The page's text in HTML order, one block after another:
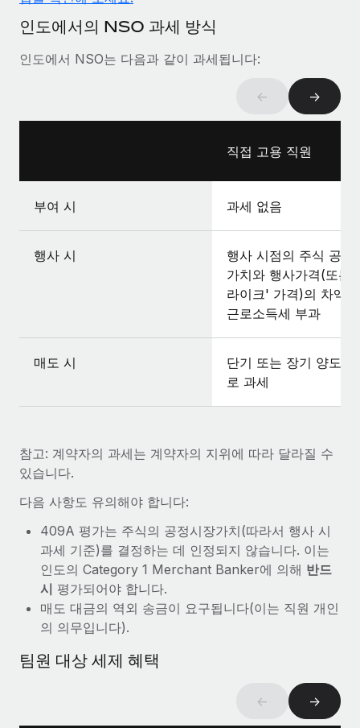
인도에서의 NSO 과세 방식
인도에서 NSO는 다음과 같이 과세됩니다:
← →
직접 고용 직원
부여 시 과세 없음
행사 시
행사 시점의 주식 공정
가치와 행사가격(또는
라이크' 가격)의 차액
근로소득세 부과
매도 시
단기 또는 장기 양도소
로 과세
참고: 계약자의 과세는 계약자의 지위에 따라 달라질 수
있습니다.
다음 사항도 유의해야 합니다:
409A 평가는 주식의 공정시장가치(따라서 행사 시
과세 기준)를 결정하는 데 인정되지 않습니다. 이는
인도의 Category 1 Merchant Banker에 의해 반드
시 평가되어야 합니다.
매도 대금의 역외 송금이 요구됩니다(이는 직원 개인
의 의무입니다).
팀원 대상 세제 혜택
← →